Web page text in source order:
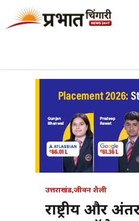
उत्तराखंड,जीवन शैली
राष्ट्रीय और